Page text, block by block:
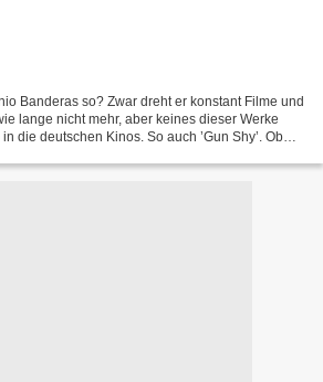
Banderas so? Zwar dreht er konstant Filme und
lange nicht mehr, aber keines dieser Werke
die deutschen Kinos. So auch ’Gun Shy’. Ob